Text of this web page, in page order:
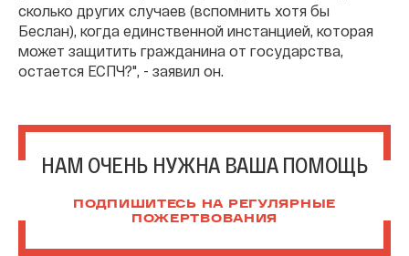
сколько других случаев (вспомнить хотя бы
Беслан), когда единственной инстанцией, которая
может защитить гражданина от государства,
остается ЕСПЧ?", - заявил он.
НАМ ОЧЕНЬ НУЖНА ВАША ПОМОЩЬ
ПОДПИШИТЕСЬ НА РЕГУЛЯРНЫЕ
ПОЖЕРТВОВАНИЯ